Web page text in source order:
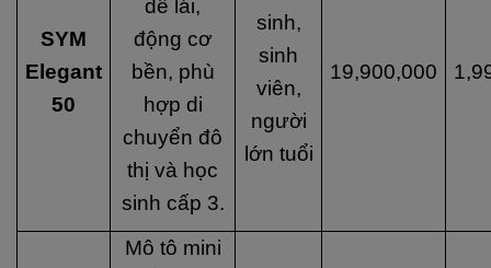
SYM
Elegant
50
dễ lái,
động cơ
bền, phù
hợp di
chuyển đô
thị và học
sinh cấp 3.
sinh,
sinh
viên,
người
lớn tuổi
19,900,000
Mô tô mini